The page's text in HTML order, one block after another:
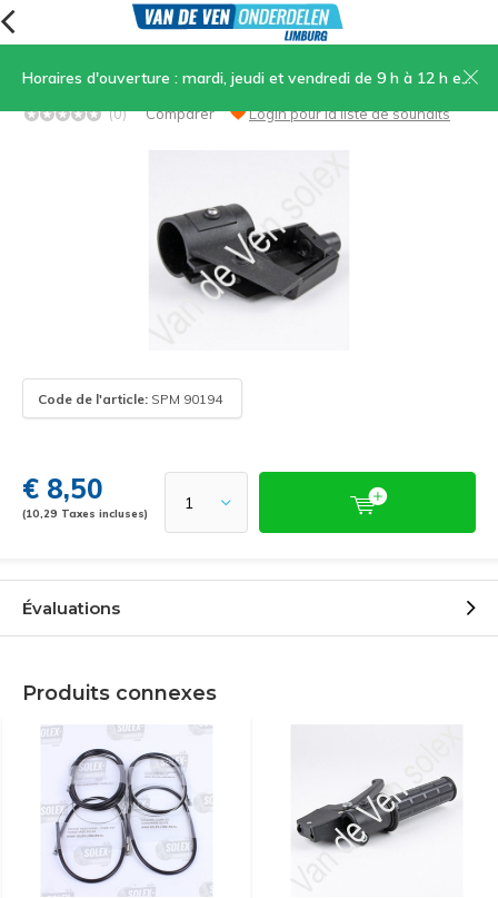
Horaires d'ouverture : mardi, jeudi et vendredi de 9 h à 12 h et de 13 h 30 à 17 h, samedi de 9 h à 12 h
05. Fixation de la poignée droite
(0) Comparer Login pour la liste de souhaits
Code de l'article: SPM 90194
€ 8,50
(10,29 Taxes incluses)
Évaluations
Produits connexes